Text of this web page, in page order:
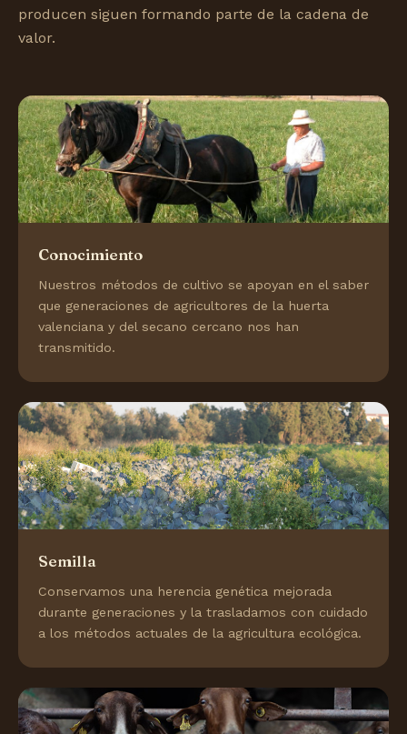
producen siguen formando parte de la cadena de
valor.
Conocimiento
Nuestros métodos de cultivo se apoyan en el saber
que generaciones de agricultores de la huerta
valenciana y del secano cercano nos han
transmitido.
Semilla
Conservamos una herencia genética mejorada
durante generaciones y la trasladamos con cuidado
a los métodos actuales de la agricultura ecológica.